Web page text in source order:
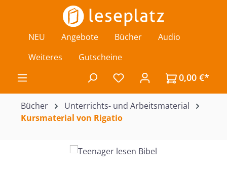
Zum Hauptinhalt springen
NEU Angebote Bücher
Audio
Weiteres
Gutscheine
Du hast 0 Produkte auf
0,00 €*
Bücher
Unterrichts- und Arbeitsmaterial
Kursmaterial von Rigatio
Bildergalerie überspringen